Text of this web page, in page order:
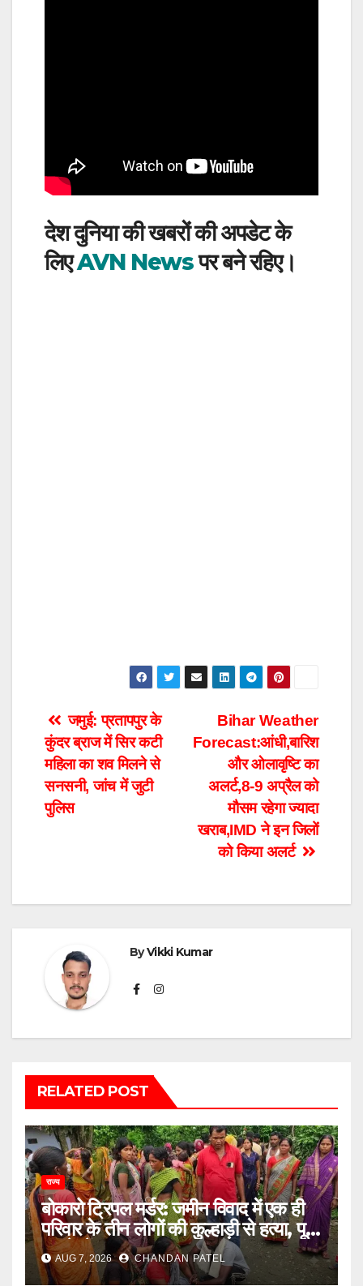
देश दुनिया की खबरों की अपडेट के
लिएAVN Newsपर बने रहिए।
Post
navigation
Bihar Weather
Forecast:आंधी,बारिश
और ओलावृष्टि का
अलर्ट,8-9 अप्रैल को
मौसम रहेगा ज्यादा
खराब,IMD ने इन जिलों
को किया अलर्ट
जमुई: प्रतापपुर के
कुंदर ब्राज में सिर कटी
महिला का शव मिलने से
सनसनी, जांच में जुटी
पुलिस
ByVikki Kumar
RELATED POST
राज्य
बोकारो ट्रिपल मर्डर: जमीन विवाद में एक ही
परिवार के तीन लोगों की कुल्हाड़ी से हत्या, पूरे
इलाके में दहशत
AUG 7, 2026 CHANDAN PATEL